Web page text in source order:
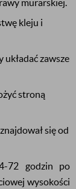
murarskiej.
kleju i
zawsze
stroną
się od
72 godzin po
wysokości